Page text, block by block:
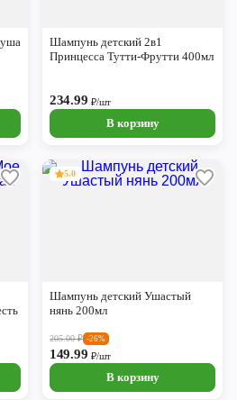
Шампунь детский 2в1
Принцесса Тутти-Фрутти 400мл
234.99 ₽/шт
В корзину
5.0
Шампунь детский Ушастый
нянь 200мл
205.00₽ -26%
149.99 ₽/шт
В корзину